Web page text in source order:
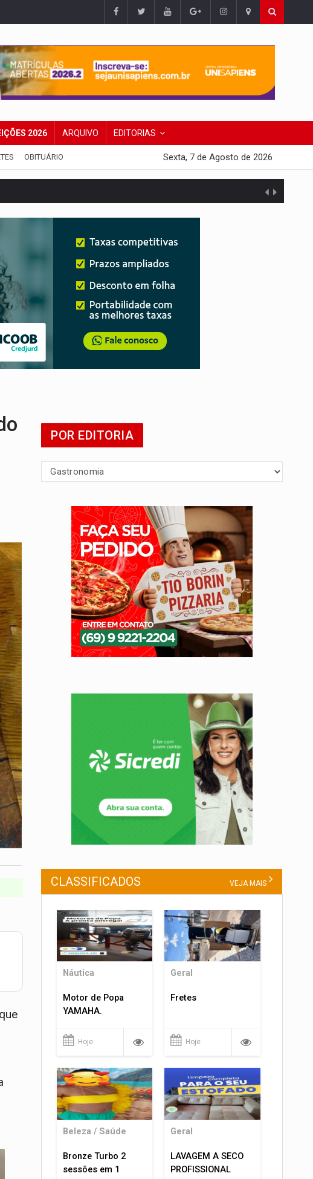
2026 ARQUIVO EDITORIAS
OBITUÁRIO Sexta, 7 de Agosto de 2026
POR EDITORIA
CLASSIFICADOS VEJA MAIS
Náutica
Motor de Popa
YAMAHA.
Hoje
Geral
Fretes
Hoje
Beleza / Saúde
Bronze Turbo 2
sessões em 1
Geral
LAVAGEM A SECO
PROFISSIONAL